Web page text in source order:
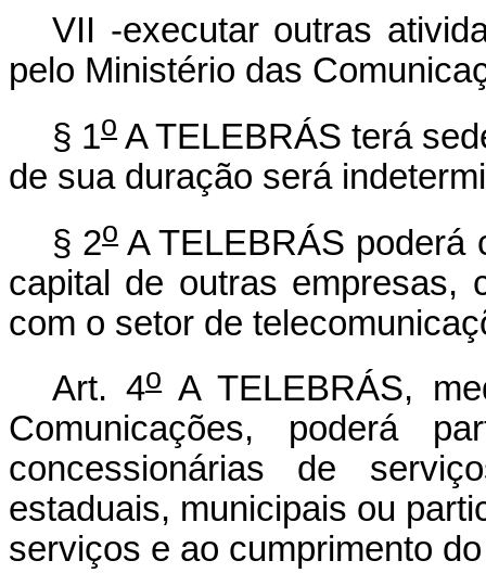
VII -executar outras
pelo Ministério das
§ 1o A TELEBRÁS terá
de sua duração será
§ 2oA TELEBRÁS poderá
capital de outras empresas,
com o setor de
Art. 4oA TELEBRÁS,
Comunicações, poderá
concessionárias de
estaduais, municipais ou
serviços e ao cumprimento